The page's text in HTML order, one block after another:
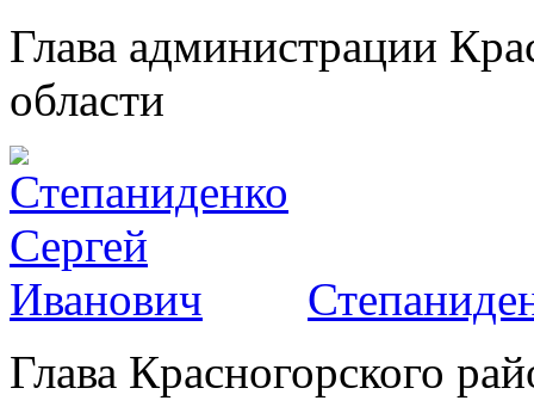
Глава администрации
области
Глава Красногорского